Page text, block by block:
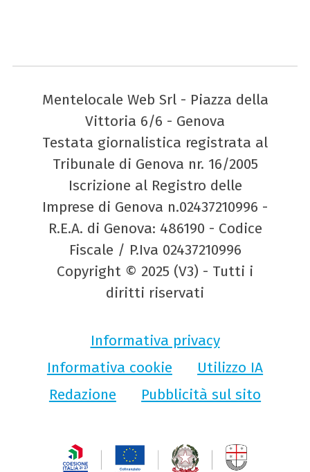
Mentelocale Web Srl - Piazza della
Vittoria 6/6 - Genova
Testata giornalistica registrata al
Tribunale di Genova nr. 16/2005
Iscrizione al Registro delle
Imprese di Genova n.02437210996 -
R.E.A. di Genova: 486190 - Codice
Fiscale / P.Iva 02437210996
Copyright © 2025 (V3) - Tutti i
diritti riservati
Informativa privacy
Informativa cookie
Utilizzo IA
Redazione
Pubblicità sul sito